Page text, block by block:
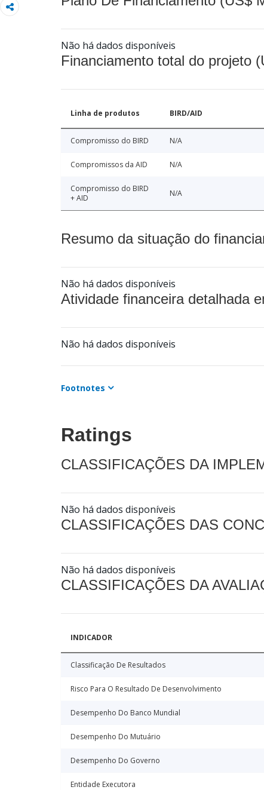
Não há dados disponíveis
Financiamento total do projeto
Linha de produtos BIRD/AID
Compromisso do BIRD N/A
Compromissos da AID N/A
Compromisso do BIRD
+ AID
N/A
Resumo da situação do
Não há dados disponíveis
Atividade financeira detalhada
Não há dados disponíveis
Footnotes
Ratings
CLASSIFICAÇÕES DA
Não há dados disponíveis
CLASSIFICAÇÕES DAS
Não há dados disponíveis
CLASSIFICAÇÕES DA
INDICADOR
Classificação De Resultados
Risco Para O Resultado De Desenvolvimento
Desempenho Do Banco Mundial
Desempenho Do Mutuário
Desempenho Do Governo
Entidade Executora